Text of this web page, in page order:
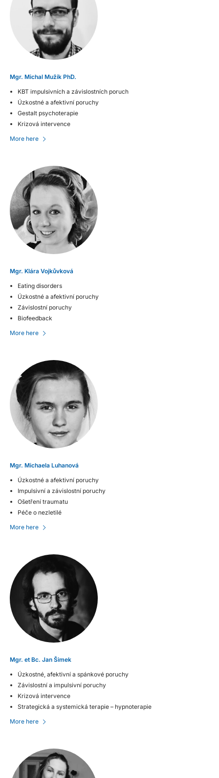
Mgr. Michal Mužík PhD.
KBT impulsivních a závislostních poruch
Úzkostné a afektivní poruchy
Gestalt psychoterapie
Krizová intervence
More here
Mgr. Klára Vojkůvková
Eating disorders
Úzkostné a afektivní poruchy
Závislostní poruchy
Biofeedback
More here
Mgr. Michaela Luhanová
Úzkostné a afektivní poruchy
Impulsivní a závislostní poruchy
Ošetření traumatu
Péče o nezletilé
More here
Mgr. et Bc. Jan Šimek
Úzkostné, afektivní a spánkové poruchy
Závislostní a impulsivní poruchy
Krizová intervence
Strategická a systemická terapie – hypnoterapie
More here